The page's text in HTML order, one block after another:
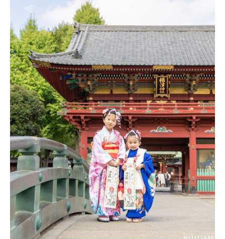
2026. 07. 08
代々木八幡宮のお宮参りガイドと写真撮影【祝い着レンタル
が無料】2026年7月最新版